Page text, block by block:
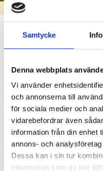
Samtycke
Denna webbplats
Vi använder
och annonserna till
för sociala medier och
vidarebefordrar även
information från din enhet
annons- och
Dessa kan i sin tur
information som du har
SMÅBARNSPEDAGOGIK &
Daghemmens
02.06.2026
Karis-Pojo området
Svartå daghem: stängt 29.6
Daghemmet Karusellen:
Kila daghem: Loket öppet
Kila daghem/Klinkbacka:
Labyrintens daghem: öppet
Solbacka daghem: – öppet
Solbacka daghem/